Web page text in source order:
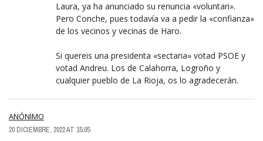
Laura, ya ha anunciado su renuncia «voluntari».
Pero Conche, pues todavía va a pedir la «confianza»
de los vecinos y vecinas de Haro.
Si quereis una presidenta «sectaria» votad PSOE y
votad Andreu. Los de Calahorra, Logroño y
cualquier pueblo de La Rioja, os lo agradecerán.
ANÓNIMO
20 DICIEMBRE, 2022 AT 15:05